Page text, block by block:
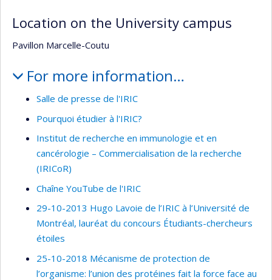
Location on the University campus
Pavillon Marcelle-Coutu
For more information…
Salle de presse de l'IRIC
Pourquoi étudier à l'IRIC?
Institut de recherche en immunologie et en
cancérologie – Commercialisation de la recherche
(IRICoR)
Chaîne YouTube de l'IRIC
29-10-2013 Hugo Lavoie de l’IRIC à l’Université de
Montréal, lauréat du concours Étudiants-chercheurs
étoiles
25-10-2018 Mécanisme de protection de
l’organisme: l’union des protéines fait la force face au